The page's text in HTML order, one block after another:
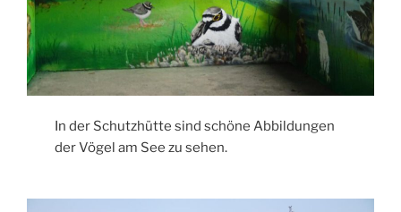
In der Schutzhütte sind schöne Abbildungen
der Vögel am See zu sehen.